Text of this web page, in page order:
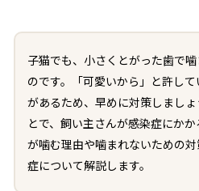
子猫でも、小さくとがった歯で
のです。「可愛いから」と許し
があるため、早めに対策しまし
とで、飼い主さんが感染症にか
が噛む理由や噛まれないための
症について解説します。